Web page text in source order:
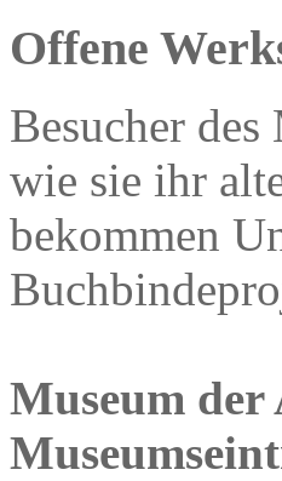
Offene
Besucher
wie sie ihr
bekommen
Museum der